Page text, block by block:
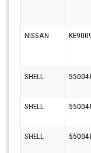
NISSAN
SHELL
SHELL
SHELL